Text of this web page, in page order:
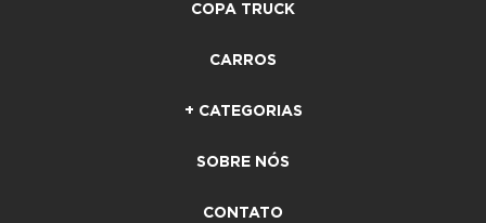
COPA TRUCK
CARROS
+ CATEGORIAS
SOBRE NÓS
CONTATO